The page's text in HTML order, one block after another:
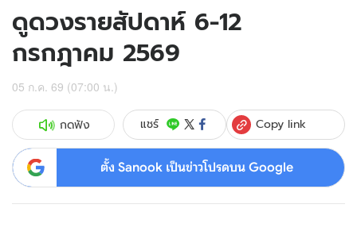
ดูดวงรายสัปดาห์ 6-12
กรกฎาคม 2569
05 ก.ค. 69 (07:00 น.)
กดฟัง แชร์ Copy link
ตั้ง Sanook เป็นข่าวโปรดบน Google